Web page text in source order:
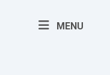
MENU